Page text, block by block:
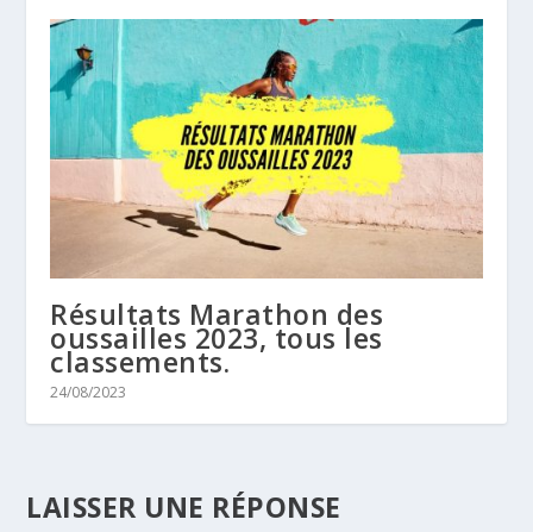
Résultats Marathon des
oussailles 2023, tous les
classements.
24/08/2023
LAISSER UNE RÉPONSE